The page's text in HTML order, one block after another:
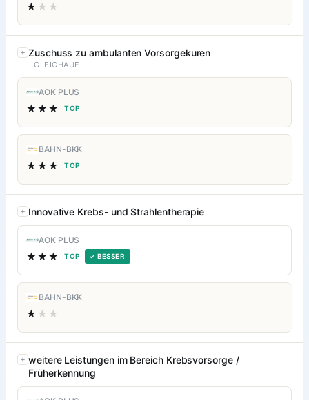
★ ★★
Zuschuss zu ambulanten Vorsorgekuren
GLEICHAUF
AOK PLUS
★★★ TOP
BAHN-BKK
★★★ TOP
Innovative Krebs- und Strahlentherapie
AOK PLUS
★★★ TOP ✓ BESSER
BAHN-BKK
★ ★★
weitere Leistungen im Bereich Krebsvorsorge /
Früherkennung